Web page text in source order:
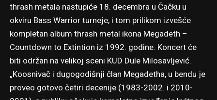
thrash metala nastupiće 18. decembra u Čačku u
okviru Bass Warrior turneje, i tom prilikom izvešće
kompletan album thrash metal ikona Megadeth –
Countdown to Extintion iz 1992. godine. Koncert će
biti održan na velikoj sceni KUD Dule Milosavljević.
„Koosnivač i dugogodišnji član Megadetha, u bendu je
proveo gotovo četiri decenije (1983-2002. i 2010-